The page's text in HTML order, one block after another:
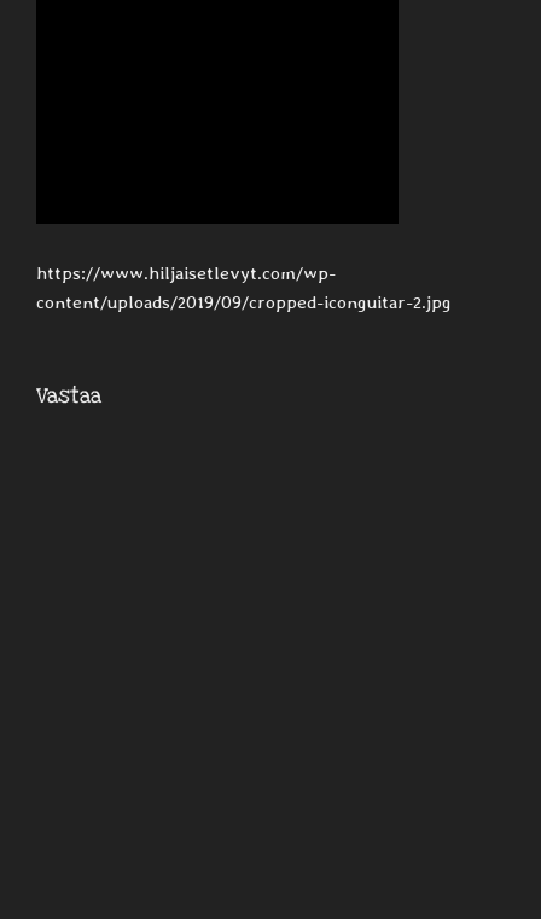
https://www.hiljaisetlevyt.com/wp-
content/uploads/2019/09/cropped-iconguitar-2.jpg
Vastaa